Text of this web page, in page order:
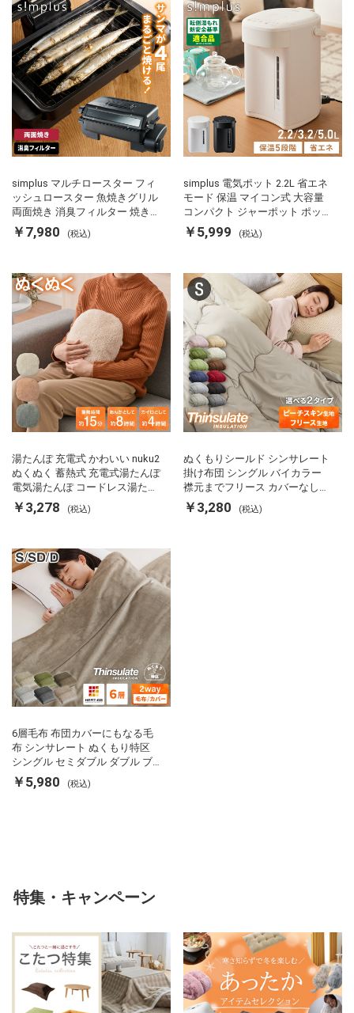
simplus マルチロースター フィ
ッシュロースター 魚焼きグリル
両面焼き 消臭フィルター 焼き魚
両面ヒーター タイマー付き SP-
FRS01 マットブラック シンプラ
￥7,980 (税込)
simplus 電気ポット 2.2L 省エネ
モード 保温 マイコン式 大容量
コンパクト ジャーポット ポット
カルキ抜き 空焚き防止 温度調節
軽量 SP-PD22 シンプラス
￥5,999 (税込)
湯たんぽ 充電式 かわいい nuku2
ぬくぬく 蓄熱式 充電式湯たんぽ
電気湯たんぽ コードレス湯たん
ぽ エコ 節電 節約 省エネ 充電式
エコ電気あんか EWT-2143 スリ
￥3,278 (税込)
ぬくもりシールド シンサレート
掛け布団 シングル バイカラー
襟元までフリース カバーなしで
使える 軽い 丸洗い 断熱 保温 抗
菌防臭 洗える 防ダニ 軽量 ホコ
￥3,280 (税込)
6層毛布 布団カバーにもなる毛
布 シンサレート ぬくもり特区
シングル セミダブル ダブル ブ
ランケット 掛け布団カバー フラ
ンネル 保温 蓄熱 吸湿 発熱 断熱
￥5,980 (税込)
特集・キャンペーン